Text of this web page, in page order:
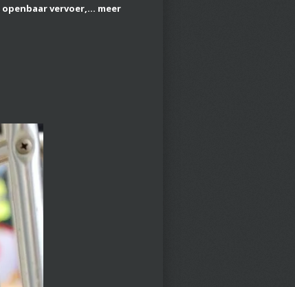
openbaar vervoer,... meer